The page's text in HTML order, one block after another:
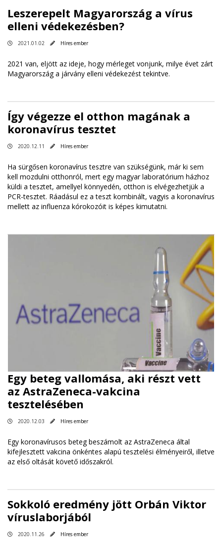
Leszerepelt Magyarország a vírus
elleni védekezésben?
2021.01.02 Híres ember
2021 van, eljött az ideje, hogy mérleget vonjunk, milye évet zárt
Magyarország a járvány elleni védekezést tekintve.
Így végezze el otthon magának a
koronavírus tesztet
2020.12.11 Híres ember
Ha sürgősen koronavírus tesztre van szükségünk, már ki sem
kell mozdulni otthonról, mert egy magyar laboratórium házhoz
küldi a tesztet, amellyel könnyedén, otthon is elvégezhetjük a
PCR-tesztet. Ráadásul ez a teszt kombinált, vagyis a koronavírus
mellett az influenza kórokozóit is képes kimutatni.
Egy beteg vallomása, aki részt vett
az AstraZeneca-vakcina
tesztelésében
2020.12.03 Híres ember
Egy koronavírusos beteg beszámolt az AstraZeneca által
kifejlesztett vakcina önkéntes alapú tesztelési élményeiről, illetve
az első oltását követő időszakról.
Sokkoló eredmény jött Orbán Viktor
víruslaborjából
2020.11.26 Híres ember